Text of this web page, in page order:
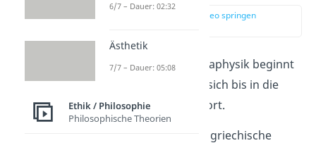
zur Stelle im Video springen
Die Geschichte der Metaphysik beginnt
in der Antike und setzt sich bis in die
moderne Philosophie fort.
: Bereits der griechische
6/7 – Dauer: 02:32
Ästhetik
7/7 – Dauer: 05:08
Ethik / Philosophie
Philosophische Theorien